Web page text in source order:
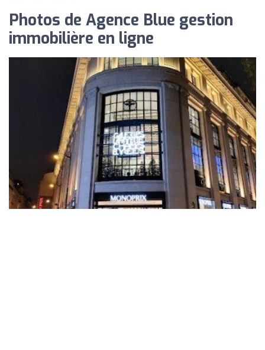
Photos de Agence Blue gestion
immobilière en ligne